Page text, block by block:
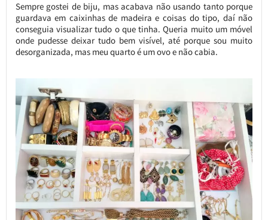
Sempre gostei de biju, mas acabava não usando tanto porque
guardava em caixinhas de madeira e coisas do tipo, daí não
conseguia visualizar tudo o que tinha. Queria muito um móvel
onde pudesse deixar tudo bem visível, até porque sou muito
desorganizada, mas meu quarto é um ovo e não cabia.